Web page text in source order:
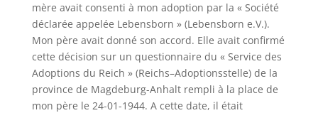
mère avait consenti à mon adoption par la « Société
déclarée appelée Lebensborn » (Lebensborn e.V.).
Mon père avait donné son accord. Elle avait confirmé
cette décision sur un questionnaire du « Service des
Adoptions du Reich » (Reichs–Adoptionsstelle) de la
province de Magdeburg-Anhalt rempli à la place de
mon père le 24-01-1944. A cette date, il était